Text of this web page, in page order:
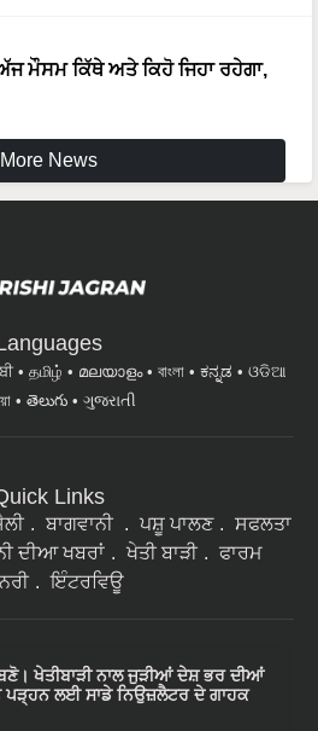
ਮੌਸਮ ਕਿੱਥੇ ਅਤੇ ਕਿਹੋ ਜਿਹਾ ਰਹੇਗਾ,
More News
தமிழ் മലയാളം বাংলা ಕನ್ನಡ
ଓଡିଆ
తెలుగు ગુજરાતી
Links
ਬਾਗਵਾਨੀ ਪਸ਼ੂ ਪਾਲਣ
ਸਫਲਤਾ
ਦੀਆ ਖਬਰਾਂ ਖੇਤੀ ਬਾੜੀ
ਫਾਰਮ
ਇੰਟਰਵਿਊ
ਖੇਤੀਬਾੜੀ ਨਾਲ ਜੁੜੀਆਂ ਦੇਸ਼ ਭਰ ਦੀਆਂ
ਪੜ੍ਹਨ ਲਈ ਸਾਡੇ ਨਿਉਜ਼ਲੈਟਰ ਦੇ ਗਾਹਕ